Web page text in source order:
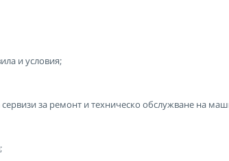
и условия;
за ремонт и техническо обслужване на